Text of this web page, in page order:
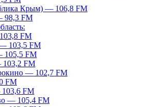
Крым) — 106,8 FM
98,3 FM
FM
103,5 FM
105,5 FM
FM
— 102,7 FM
FM
FM
— 105,4 FM